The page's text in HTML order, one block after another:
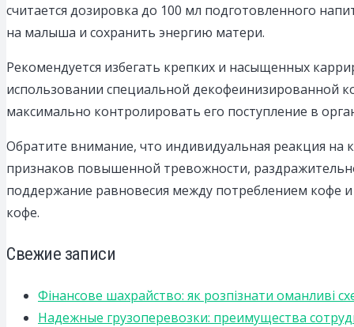
считается дозировка до 100 мл подготовленного
на малыша и сохранить энергию матери.
Рекомендуется избегать крепких и насыщенных
использовании специальной декофеинизированной
максимально контролировать его поступление в
Обратите внимание, что индивидуальная реакция
признаков повышенной тревожности,
поддержание равновесия между потреблением кофе
кофе.
Свежие записи
Фінансове шахрайство: як розпізнати оманливі
Надежные грузоперевозки: преимущества